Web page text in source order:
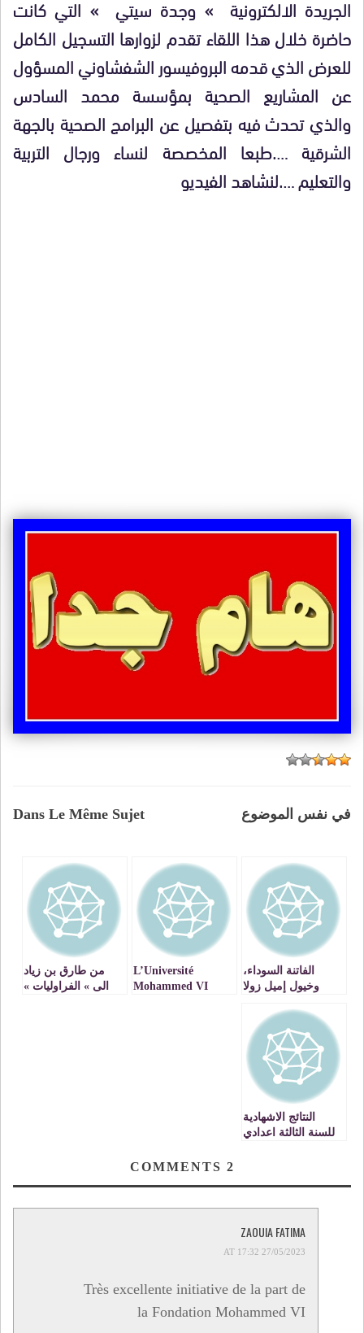
الجريدة الالكترونية » وجدة سيتي » التي كانت
حاضرة خلال هذا اللقاء تقدم لزوارها التسجيل الكامل
للعرض الذي قدمه البروفيسور الشفشاوني المسؤول
عن المشاريع الصحية بمؤسسة محمد السادس
والذي تحدث فيه بتفصيل عن البرامج الصحية بالجهة
الشرقية ….طبعا المخصصة لنساء ورجال التربية
والتعليم ….لنشاهد الفيديو
Dans Le Même Sujet في نفس الموضوع
الفاتنة السوداء،
وخيول إميل زولا
L’Université
Mohammed VI
من طارق بن زياد
الى » الفراوليات »
النتائج الاشهادية
للسنة الثالثة اعدادي
2
ZAOUIA FATIMA
27/05/2023 AT 17:32
Très excellente initiative de la part de
la Fondation Mohammed VI